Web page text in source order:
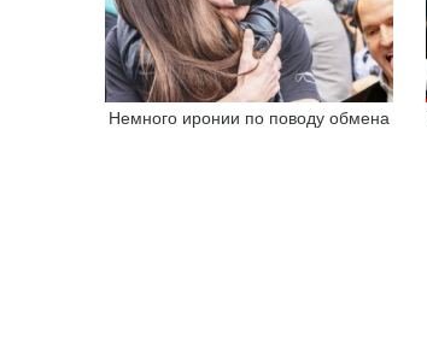
Немного иронии по поводу обмена